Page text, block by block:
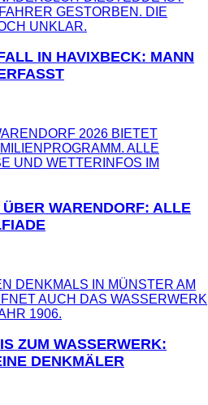
IN HAVIXBECK: MANN
WARENDORF: ALLE
ZUM WASSERWERK:
DENKMÄLER